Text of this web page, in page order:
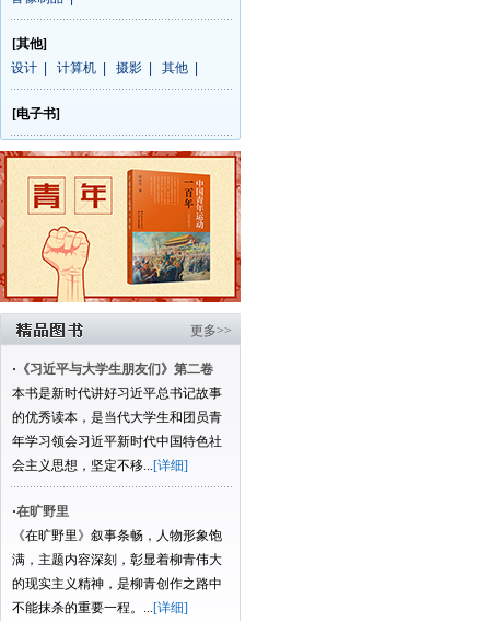
[其他]
设计
计算机 摄影 其他
[电子书]
更多>>
· 《习近平与大学生朋友们》第二卷
本书是新时代讲好习近平总书记故事
的优秀读本，是当代大学生和团员青
年学习领会习近平新时代中国特色社
会主义思想，坚定不移...[详细]
·在旷野里
《在旷野里》叙事条畅，人物形象饱
满，主题内容深刻，彰显着柳青伟大
的现实主义精神，是柳青创作之路中
不能抹杀的重要一程。...[详细]